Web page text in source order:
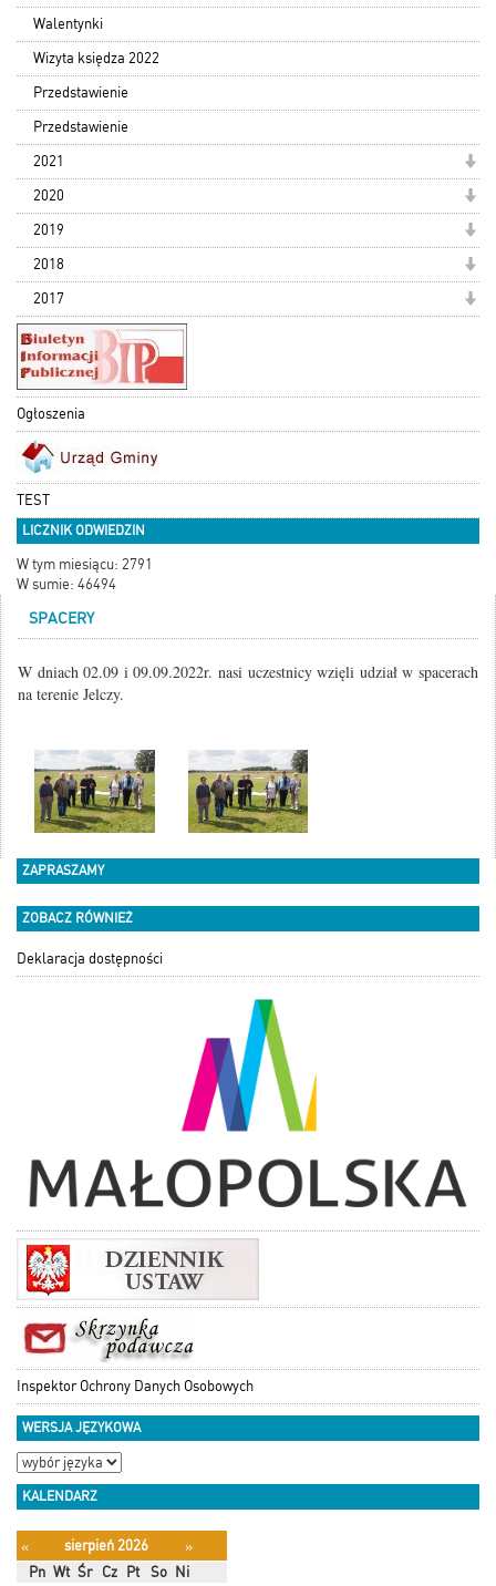
Walentynki
Wizyta księdza 2022
Przedstawienie
Przedstawienie
2021
2020
2019
2018
2017
Ogłoszenia
TEST
LICZNIK ODWIEDZIN
W tym miesiącu: 2791
W sumie: 46494
SPACERY
W dniach 02.09 i 09.09.2022r. nasi uczestnicy wzięli udział w spacerach
na terenie Jelczy.
ZAPRASZAMY
ZOBACZ RÓWNIEŻ
Deklaracja dostępności
Inspektor Ochrony Danych Osobowych
WERSJA JĘZYKOWA
KALENDARZ
« sierpień 2026
»
Pn Wt Śr Cz Pt So Ni